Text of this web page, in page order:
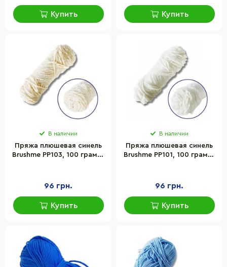
Купить Купить
В наличии
Пряжа плюшевая синель
Brushme PP103, 100 грамм,
96 грн.
Купить
В наличии
Пряжа плюшевая синель
Brushme PP101, 100 грамм,
96 грн.
Купить